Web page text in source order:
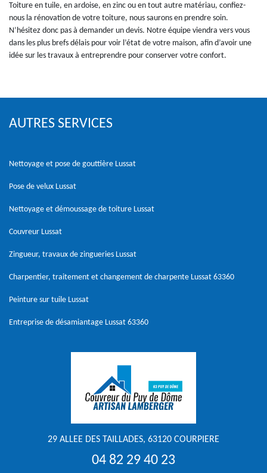
Toiture en tuile, en ardoise, en zinc ou en tout autre matériau, confiez-
nous la rénovation de votre toiture, nous saurons en prendre soin.
N’hésitez donc pas à demander un devis. Notre équipe viendra vers vous
dans les plus brefs délais pour voir l’état de votre maison, afin d’avoir une
idée sur les travaux à entreprendre pour conserver votre confort.
AUTRES SERVICES
Nettoyage et pose de gouttière Lussat
Pose de velux Lussat
Nettoyage et démoussage de toiture Lussat
Couvreur Lussat
Zingueur, travaux de zingueries Lussat
Charpentier, traitement et changement de charpente Lussat 63360
Peinture sur tuile Lussat
Entreprise de désamiantage Lussat 63360
29 ALLEE DES TAILLADES, 63120 COURPIERE
04 82 29 40 23